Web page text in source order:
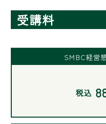
受講料
SMBC経営
税込